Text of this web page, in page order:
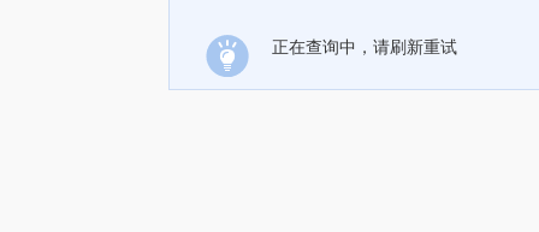
正在查询中，请刷新重试